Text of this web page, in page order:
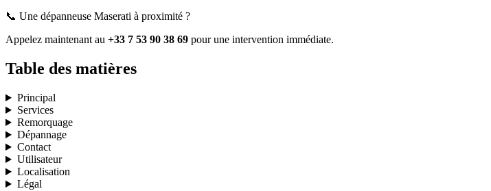
📞 Une dépanneuse Maserati à proximité ?
Appelez maintenant au +33 7 53 90 38 69 pour une intervention immédiate.
Table des matières
Principal
Services
Remorquage
Dépannage
Contact
Utilisateur
Localisation
Légal